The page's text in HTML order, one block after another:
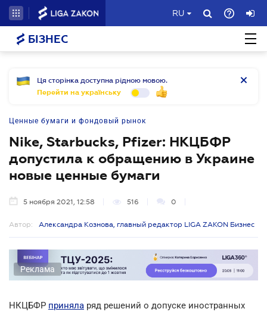
RU
БІЗНЕС
Ця сторінка доступна рідною мовою.
Перейти на українську
Ценные бумаги и фондовый рынок
Nike, Starbucks, Pfizer: НКЦБФР
допустила к обращению в Украине
новые ценные бумаги
5 ноября 2021, 12:58 516 0
Автор: Александра Кознова, главный редактор LIGA ZAKON Бизнес
Реклама
НКЦБФР приняла ряд решений о допуске иностранных